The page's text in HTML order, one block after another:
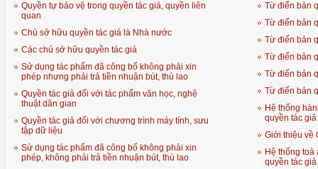
Quyền tự bảo vệ trong quyền tác giả, quyền liên
quan
Chủ sở hữu quyền tác giả là Nhà nước
Các chủ sở hữu quyền tác giả
Sử dụng tác phẩm đã công bố không phải xin
phép nhưng phải trả tiền nhuận bút, thù lao
Quyền tác giả đối với tác phẩm văn học, nghệ
thuật dân gian
Quyền tác giả đối với chương trình máy tính, sưu
tập dữ liệu
Sử dụng tác phẩm đã công bố không phải xin
phép, không phải trả tiền nhuận bút, thù lao
Từ điển bản
Từ điển bản
Từ điển bản
Từ điển bản
Từ điển bản
Từ điển bản
Hệ thống
quyền tác giả
Giới thiệu về
Hệ thống
quyền tác giả